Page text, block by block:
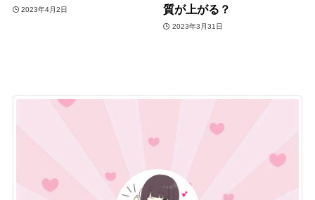
2023年4月2日
質が上がる？
2023年3月31日